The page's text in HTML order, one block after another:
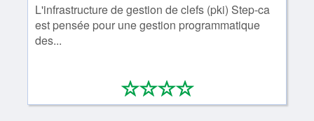
L'infrastructure de gestion de clefs (pki) Step-ca
est pensée pour une gestion programmatique
des...
****
0/4